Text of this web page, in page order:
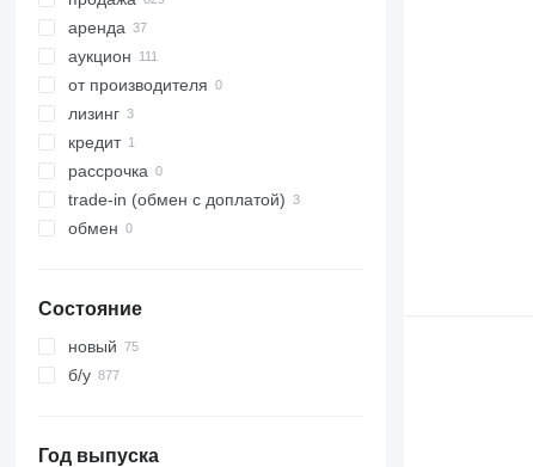
аренда
аукцион
от производителя
лизинг
кредит
рассрочка
trade-in (обмен с доплатой)
обмен
Состояние
новый
б/у
Год выпуска